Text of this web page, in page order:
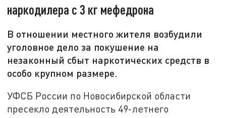
наркодилера с 3 кг мефедрона
В отношении местного жителя возбудили
уголовное дело за покушение на
незаконный сбыт наркотических средств в
особо крупном размере.
УФСБ России по Новосибирской области
пресекло деятельность 49-летнего